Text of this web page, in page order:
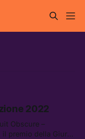
2022
Obscure –
il premio della Giuria